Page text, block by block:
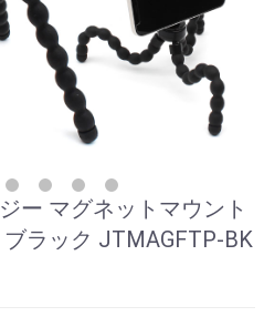
ー マグネットマウント
ラック JTMAGFTP-BK